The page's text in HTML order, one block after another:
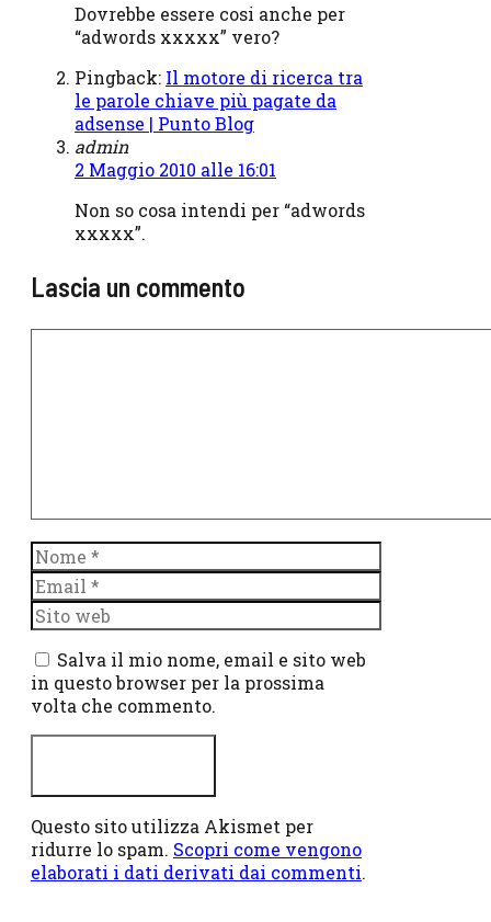
Dovrebbe essere cosi anche per
“adwords xxxxx” vero?
Pingback: Il motore di ricerca tra
le parole chiave più pagate da
adsense | Punto Blog
admin
2 Maggio 2010 alle 16:01
Non so cosa intendi per “adwords
xxxxx”.
Lascia un commento
Nome
Email
Sito
web
Salva il mio nome, email e sito web
in questo browser per la prossima
volta che commento.
Questo sito utilizza Akismet per
ridurre lo spam. Scopri come vengono
elaborati i dati derivati dai commenti.